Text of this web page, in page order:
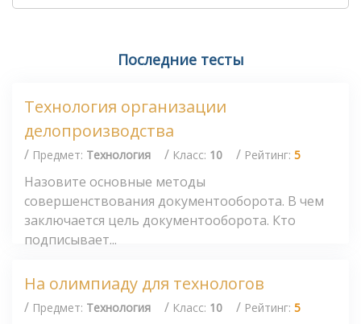
Последние тесты
Технология организации
делопроизводства
/ Предмет: Технология / Класс: 10 / Рейтинг: 5
Назовите основные методы
совершенствования документооборота. В чем
заключается цель документооборота. Кто
подписывает...
На олимпиаду для технологов
/ Предмет: Технология / Класс: 10 / Рейтинг: 5